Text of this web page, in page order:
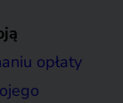
opłaty